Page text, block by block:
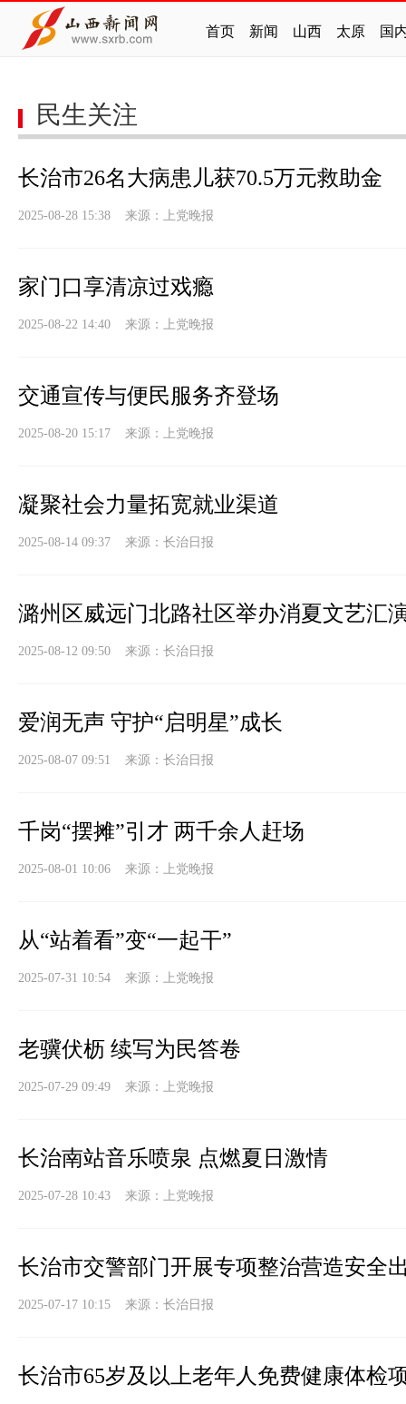
首页 新闻 山西 太原 国
民生关注
长治市26名大病患儿获70.5万元救助金
2025-08-28 15:38 来源： 上党晚报
家门口享清凉过戏瘾
2025-08-22 14:40 来源： 上党晚报
交通宣传与便民服务齐登场
2025-08-20 15:17 来源： 上党晚报
凝聚社会力量拓宽就业渠道
2025-08-14 09:37 来源： 长治日报
潞州区威远门北路社区举办消夏文艺汇
2025-08-12 09:50 来源： 长治日报
爱润无声 守护“启明星”成长
2025-08-07 09:51 来源： 长治日报
千岗“摆摊”引才 两千余人赶场
2025-08-01 10:06 来源： 上党晚报
从“站着看”变“一起干”
2025-07-31 10:54 来源： 上党晚报
老骥伏枥 续写为民答卷
2025-07-29 09:49 来源： 上党晚报
长治南站音乐喷泉 点燃夏日激情
2025-07-28 10:43 来源： 上党晚报
长治市交警部门开展专项整治营造安全
2025-07-17 10:15 来源： 长治日报
长治市65岁及以上老年人免费健康体检